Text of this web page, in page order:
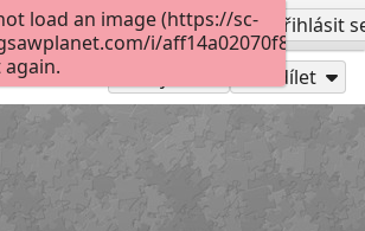
Vytvořit účet Přihlásit
Andalucia Costa del SolSdílet
load an image (https://sc-
i/